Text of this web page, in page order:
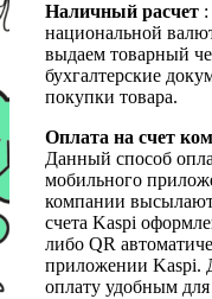
Наличный расчет
национальной
выдаем товарный
бухгалтерские
покупки товара.
Оплата на счет
Данный способ
мобильного
компании высылают
счета Kaspi
либо QR
приложении Kaspi.
оплату удобным